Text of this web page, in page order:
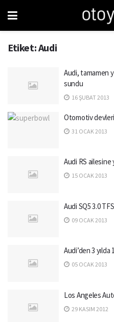
Etiket:Audi
Audi, tamamen
sundu
16 ŞUBAT 2013
Otomotiv
31 OCAK 2013
Audi RS ailesine
15 OCAK 2013
Audi SQ5 3.0
09 OCAK 2013
Audi’den 3 yılda
05 OCAK 2013
Los Angeles
29 KASIM 2012